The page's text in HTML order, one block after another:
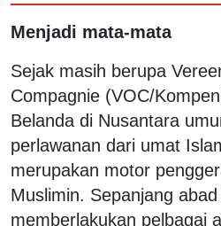
Menjadi mata-mata
Sejak masih berupa
Compagnie (VOC/
Belanda di Nusantara
perlawanan dari umat
merupakan motor
Muslimin. Sepanjang
memberlakukan pelbagai